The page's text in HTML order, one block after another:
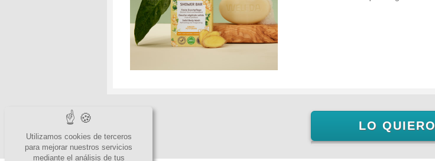
LO QUIERO
Utilizamos cookies de terceros
para mejorar nuestros servicios
mediante el análisis de tus